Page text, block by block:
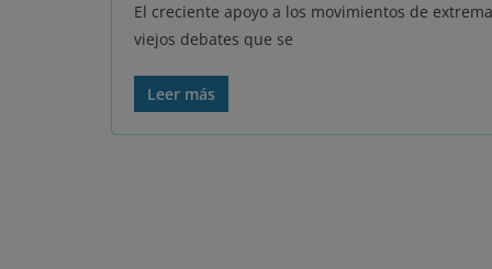
El creciente apoyo a los movimientos de
viejos debates que se
Leer más